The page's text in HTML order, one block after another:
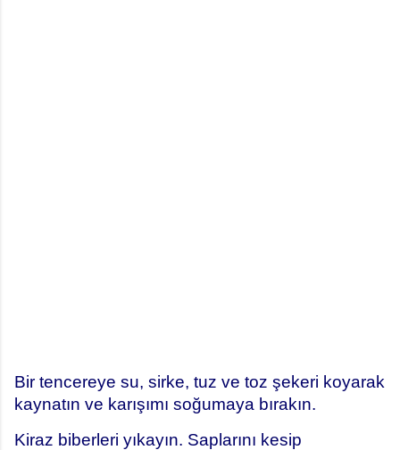
Bir tencereye su, sirke, tuz ve toz şekeri koyarak
kaynatın ve karışımı soğumaya bırakın.
Kiraz biberleri yıkayın. Saplarını kesip